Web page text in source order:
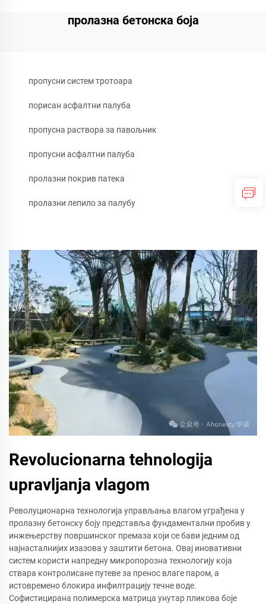
пролазна бетонска боја
пропусни систем тротоара
порисан асфалтни палуба
пропусна раствора за павољник
пропусни асфалтни палуба
пролазни покрив патека
пролазни лепило за палубу
Revolucionarna tehnologija
upravljanja vlagom
Револуционарна технологија управљања влагом уграђена у
пролазну бетонску боју представља фундаментални пробив у
инжењерству површинског премаза који се бави једним од
најнасталнијих изазова у заштити бетона. Овај иновативни
систем користи напредну микропорозна технологију која
ствара контролисане путеве за пренос влаге паром, а
истовремено блокира инфилтрацију течне воде.
Софистицирана полимерска матрица унутар пликова боје